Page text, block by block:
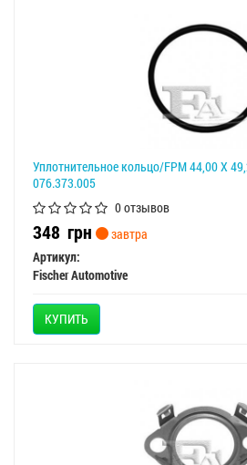
Уплотнительное кольцо/FPM 44,00 X
076.373.005
0 отзывов
348 грн
завтра
Артикул:
Fischer Automotive
КУПИТЬ